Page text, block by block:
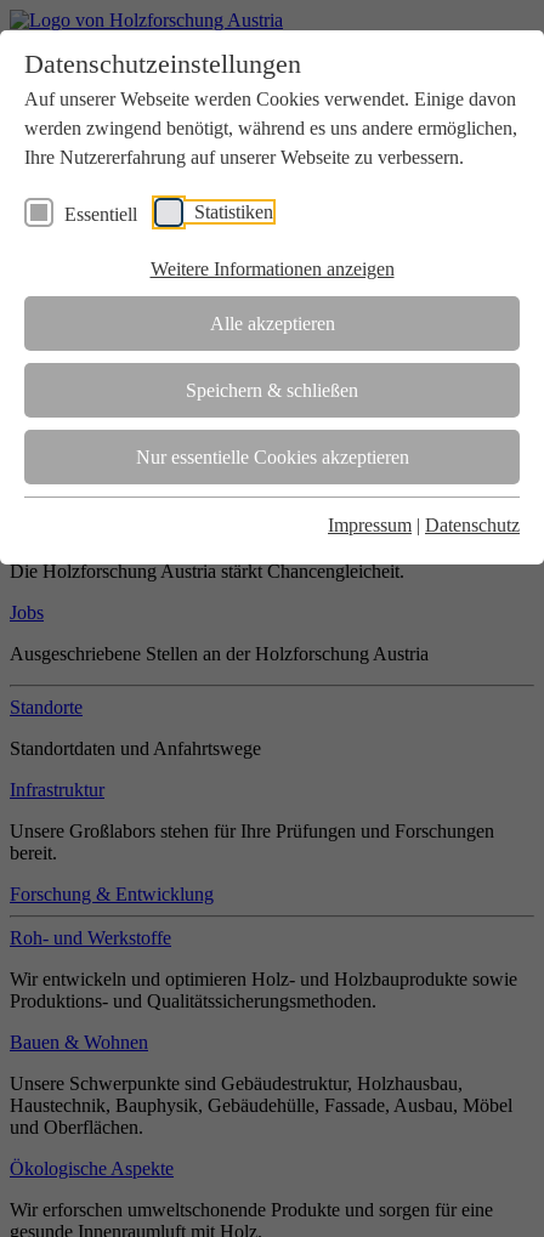
Datenschutzeinstellungen
Auf unserer Webseite werden Cookies verwendet. Einige davon
werden zwingend benötigt, während es uns andere ermöglichen,
Ihre Nutzererfahrung auf unserer Webseite zu verbessern.
Essentiell Statistiken
Weitere Informationen anzeigen
Alle akzeptieren
Speichern & schließen
Nur essentielle Cookies akzeptieren
Impressum | Datenschutz
Aktuelles
Downloads
Kontakt
Login
Verein
Wir unterstützen die Interessen der Holzbranche in enger
Zusammenarbeit mit Wissenschaft und Wirtschaft.
Die Holzforschung Austria ist akkreditierte Prüf-, Inspektions- und
Team
Unsere gesamte Kompetenz ist in unseren Mitarbeiter:innen
gebündelt
Die Holzforschung Austria stärkt Chancengleicheit.
Jobs
Ausgeschriebene Stellen an der Holzforschung Austria
Standorte
Standortdaten und Anfahrtswege
Infrastruktur
Unsere Großlabors stehen für Ihre Prüfungen und Forschungen
bereit.
Forschung & Entwicklung
Roh- und Werkstoffe
Wir entwickeln und optimieren Holz- und Holzbauprodukte sowie
Produktions- und Qualitätssicherungsmethoden.
Bauen & Wohnen
Unsere Schwerpunkte sind Gebäudestruktur, Holzhausbau,
Haustechnik, Bauphysik, Gebäudehülle, Fassade, Ausbau, Möbel
und Oberflächen.
Ökologische Aspekte
Wir erforschen umweltschonende Produkte und sorgen für eine
gesunde Innenraumluft mit Holz.